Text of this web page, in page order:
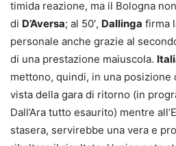
timida reazione, ma il Bologna
di D’Aversa; al 50′, Dallinga firma
personale anche grazie al
di una prestazione maiuscola.
mettono, quindi, in una posizione
vista della gara di ritorno (in
Dall’Ara tutto esaurito) mentre
stasera, servirebbe una vera e